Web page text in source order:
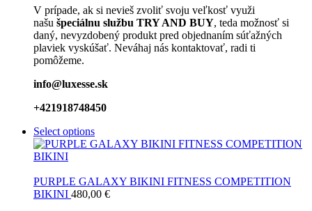
V prípade, ak si nevieš zvoliť svoju veľkosť využi
našu špeciálnu službu TRY AND BUY, teda možnosť si
daný, nevyzdobený produkt pred objednaním súťažných
plaviek vyskúšať. Neváhaj nás kontaktovať, radi ti
pomôžeme.
info@luxesse.sk
+421918748450
Select options
PURPLE GALAXY BIKINI FITNESS COMPETITION
BIKINI 480,00 €